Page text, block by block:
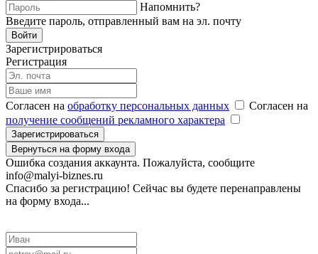
Напомнить?
Введите пароль, отправленный вам на эл. почту
Войти
Зарегистрироваться
Регистрация
Согласен на обработку персональных данных
Согласен на
получение сообщений рекламного характера
Зарегистрироваться
Вернуться на форму входа
Ошибка создания аккаунта. Пожалуйста, сообщите
info@malyi-biznes.ru
Спасибо за регистрацию! Сейчас вы будете перенаправлены
на форму входа...